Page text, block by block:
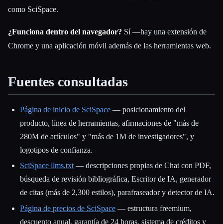
como SciSpace.
¿Funciona dentro del navegador? Sí —hay una extensión de
Chrome y una aplicación móvil además de las herramientas web.
Fuentes consultadas
Página de inicio de SciSpace — posicionamiento del
producto, línea de herramientas, afirmaciones de "más de
280M de artículos" y "más de 1M de investigadores", y
logotipos de confianza.
SciSpace llms.txt— descripciones propias de Chat con PDF,
búsqueda de revisión bibliográfica, Escritor de IA, generador
de citas (más de 2,300 estilos), parafraseador y detector de IA.
Página de precios de SciSpace — estructura freemium,
descuento anual, garantía de 24 horas, sistema de créditos y